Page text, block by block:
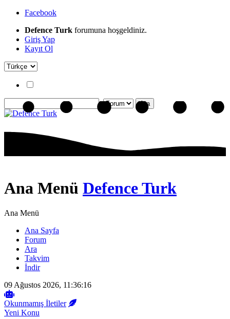
Facebook
Defence Turk forumuna hoşgeldiniz.
Giriş Yap
Kayıt Ol
Ana Menü Defence Turk
Ana Menü
Ana Sayfa
Forum
Ara
Takvim
İndir
09 Ağustos 2026, 11:36:16
Okunmamış İletiler
Yeni Konu